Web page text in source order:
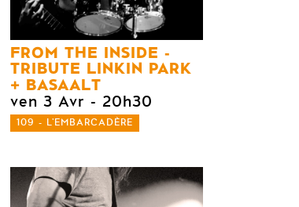
FROM THE INSIDE -
TRIBUTE LINKIN PARK
BASAALT
ven 3 Avr - 20h30
109 - L'EMBARCADÈRE